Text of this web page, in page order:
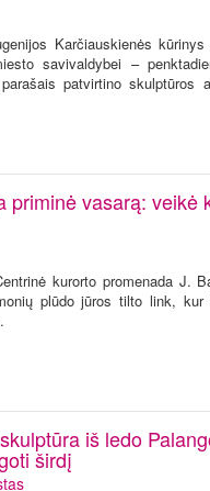
Karčiauskienės kūrinys
savivaldybei –
patvirtino skulptūros
priminė vasarą: veikė
kurorto promenada J.
plūdo jūros tilto link, kur
iš ledo
širdį